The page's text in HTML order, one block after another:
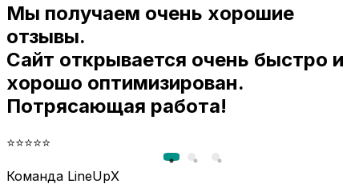
Мы получаем очень хорошие
отзывы.
Сайт открывается очень быстро и
хорошо оптимизирован.
Потрясающая работа!
⭐⭐⭐⭐⭐
Команда LineUpX